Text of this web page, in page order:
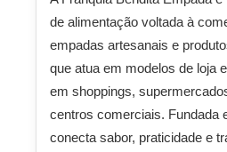
de alimentação voltada à
empadas artesanais e
que atua em modelos de loja
em shoppings,
centros comerciais. Fundada
conecta sabor, praticidade e